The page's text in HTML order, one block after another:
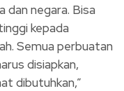
dan negara. Bisa
kepada
Semua perbuatan
disiapkan,
dibutuhkan,”